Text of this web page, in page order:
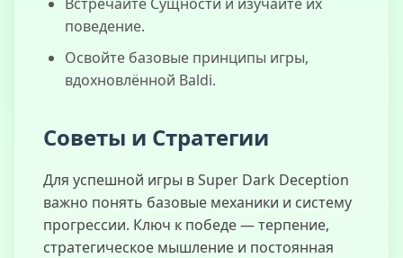
поведение.
Освойте базовые принципы игры,
вдохновлённой Baldi.
Советы и Стратегии
Для успешной игры в Super Dark Deception
важно понять базовые механики и систему
прогрессии. Ключ к победе — терпение,
стратегическое мышление и постоянная